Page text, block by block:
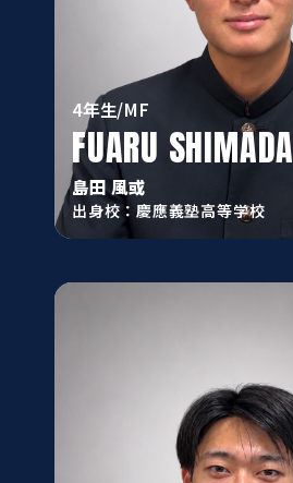
4年生/MF
FUARU SHIMADA
島田 風或
出身校：慶應義塾高等学校